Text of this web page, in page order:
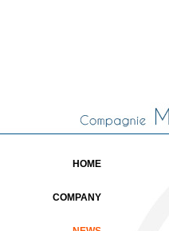
HOME
COMPANY